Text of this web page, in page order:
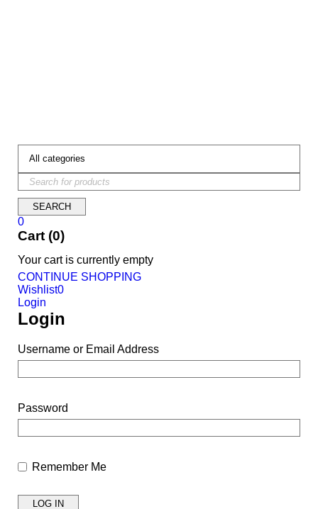
0
Cart (0)
Your cart is currently empty
CONTINUE SHOPPING
Wishlist0
Login
Login
Username or Email Address
Password
Remember Me